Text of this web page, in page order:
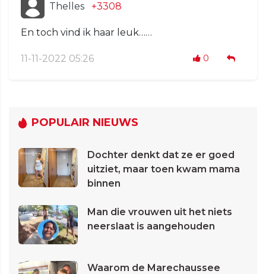
Thelles +3308
En toch vind ik haar leuk……
11-11-2022 05:26 0
POPULAIR NIEUWS
Dochter denkt dat ze er goed
uitziet, maar toen kwam mama
binnen
Man die vrouwen uit het niets
neerslaat is aangehouden
Waarom de Marechaussee